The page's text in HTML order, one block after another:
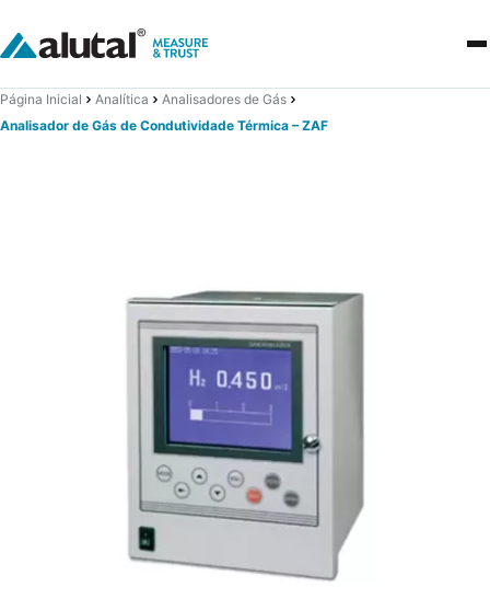
Página Inicial Analítica
Analisadores de Gás
Analisador de Gás de Condutividade Térmica – ZAF